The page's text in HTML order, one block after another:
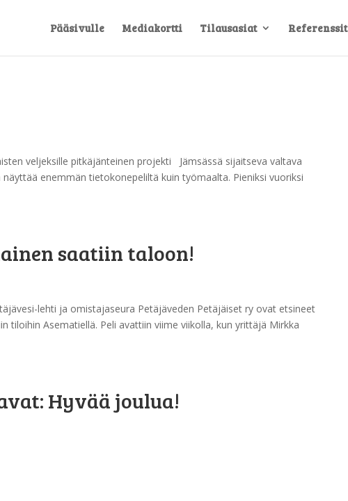
Pääsivulle Mediakortti Tilausasiat Referenssit
veljeksille pitkäjänteinen projekti Jämsässä sijaitseva valtava
enemmän tietokonepeliltä kuin työmaalta. Pieniksi vuoriksi
saatiin taloon!
lehti ja omistajaseura Petäjäveden Petäjäiset ry ovat etsineet
tiloihin Asematiellä. Peli avattiin viime viikolla, kun yrittäjä Mirkka
Hyvää joulua!